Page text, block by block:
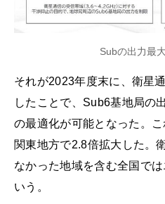
Subの出力最
それが2023年度末に、衛星
したことで、Sub6基地局の
の最適化が可能となった。
関東地方で2.8倍拡大した。
なかった地域を含む全国で
いう。